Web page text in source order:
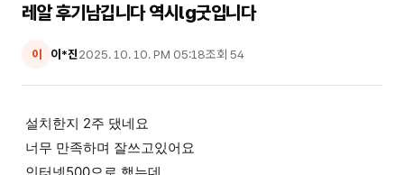
레알 후기남깁니다 역시lg굿입니다
이 이*진2025. 10. 10. PM 05:18조회 54
설치한지 2주 댔네요
너무 만족하며 잘쓰고있어요